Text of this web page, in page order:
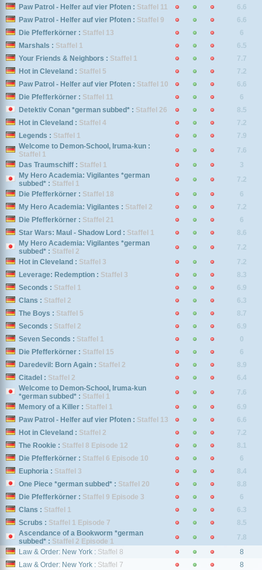
Paw Patrol - Helfer auf vier Pfoten : Staffel 11
6.6
Paw Patrol - Helfer auf vier Pfoten : Staffel 9
6.6
Die Pfefferkörner : Staffel 13
6
Marshals : Staffel 1
6.5
Your Friends & Neighbors : Staffel 1
7.7
Hot in Cleveland : Staffel 5
7.2
Paw Patrol - Helfer auf vier Pfoten : Staffel 10
6.6
Die Pfefferkörner : Staffel 11
6
Detektiv Conan *german subbed* : Staffel 26
8.5
Hot in Cleveland : Staffel 4
7.2
Legends : Staffel 1
7.9
Welcome to Demon-School, Iruma-kun :
Staffel 1
7.6
Das Traumschiff : Staffel 1
3
My Hero Academia: Vigilantes *german
subbed* : Staffel 1
7.2
Die Pfefferkörner : Staffel 18
6
My Hero Academia: Vigilantes : Staffel 2
7.2
Die Pfefferkörner : Staffel 21
6
Star Wars: Maul - Shadow Lord : Staffel 1
8.6
My Hero Academia: Vigilantes *german
subbed* : Staffel 2
7.2
Hot in Cleveland : Staffel 3
7.2
Leverage: Redemption : Staffel 3
8.3
Seconds : Staffel 1
6.9
Clans : Staffel 2
6.3
The Boys : Staffel 5
8.7
Seconds : Staffel 2
6.9
Seven Seconds : Staffel 1
0
Die Pfefferkörner : Staffel 15
6
Daredevil: Born Again : Staffel 2
8.9
Citadel : Staffel 2
6.4
Welcome to Demon-School, Iruma-kun
*german subbed* : Staffel 1
7.6
Memory of a Killer : Staffel 1
6.9
Paw Patrol - Helfer auf vier Pfoten : Staffel 13
6.6
Hot in Cleveland : Staffel 2
7.2
The Rookie : Staffel 8 Episode 12
8.1
Die Pfefferkörner : Staffel 6 Episode 10
6
Euphoria : Staffel 3
8.4
One Piece *german subbed* : Staffel 20
8.8
Die Pfefferkörner : Staffel 9 Episode 3
6
Clans : Staffel 1
6.3
Scrubs : Staffel 1 Episode 7
8.5
Ascendance of a Bookworm *german
subbed* : Staffel 2 Episode 1
7.8
Law & Order: New York : Staffel 8
8
Law & Order: New York : Staffel 7 8